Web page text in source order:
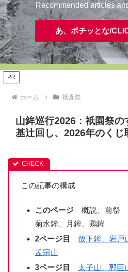
Recommended articles
あ、ポチッとな/
PR
ホーム 祇園祭
山鉾巡行2026：祇園祭の
基辻回し、2026年のくじ
この記事の構成
このページ 概説、前祭
菊水鉾、月鉾、鶏鉾
2ページ目
放下鉾、岩戸
孟宗山
3ページ目
太子山、郭巨